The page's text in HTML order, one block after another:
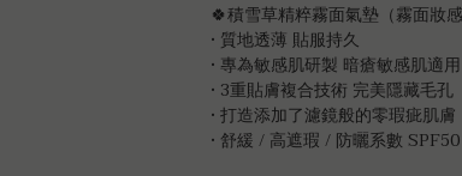
🍀積雪草精粹霧面氣墊（霧面妝感
• 質地透薄 貼服持久
• 專為敏感肌研製 暗瘡敏感肌適用
• 3重貼膚複合技術 完美隱藏毛孔
• 打造添加了濾鏡般的零瑕疵肌膚
• 舒緩 / 高遮瑕 / 防曬系數